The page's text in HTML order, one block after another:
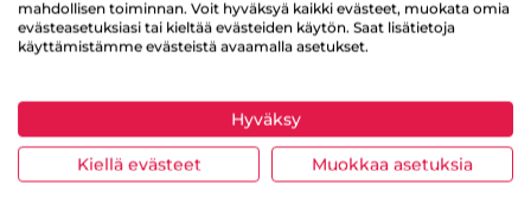
mahdollisen toiminnan. Voit hyväksyä kaikki evästeet, muokata omia
evästeasetuksiasi tai kieltää evästeiden käytön. Saat lisätietoja
käyttämistämme evästeistä avaamalla asetukset.
Hyväksy
Kiellä evästeet Muokkaa asetuksia